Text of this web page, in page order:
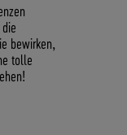
bewirken,
tolle